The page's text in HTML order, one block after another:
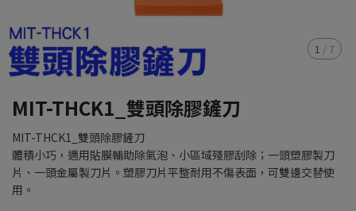
1 / 7
MIT-THCK1_雙頭除膠鏟刀
MIT-THCK1_雙頭除膠鏟刀
體積小巧，適用貼膜輔助除氣泡、小區域殘膠刮除；一頭塑膠製刀
片、一頭金屬製刀片。塑膠刀片平整耐用不傷表面，可雙邊交替使
用。